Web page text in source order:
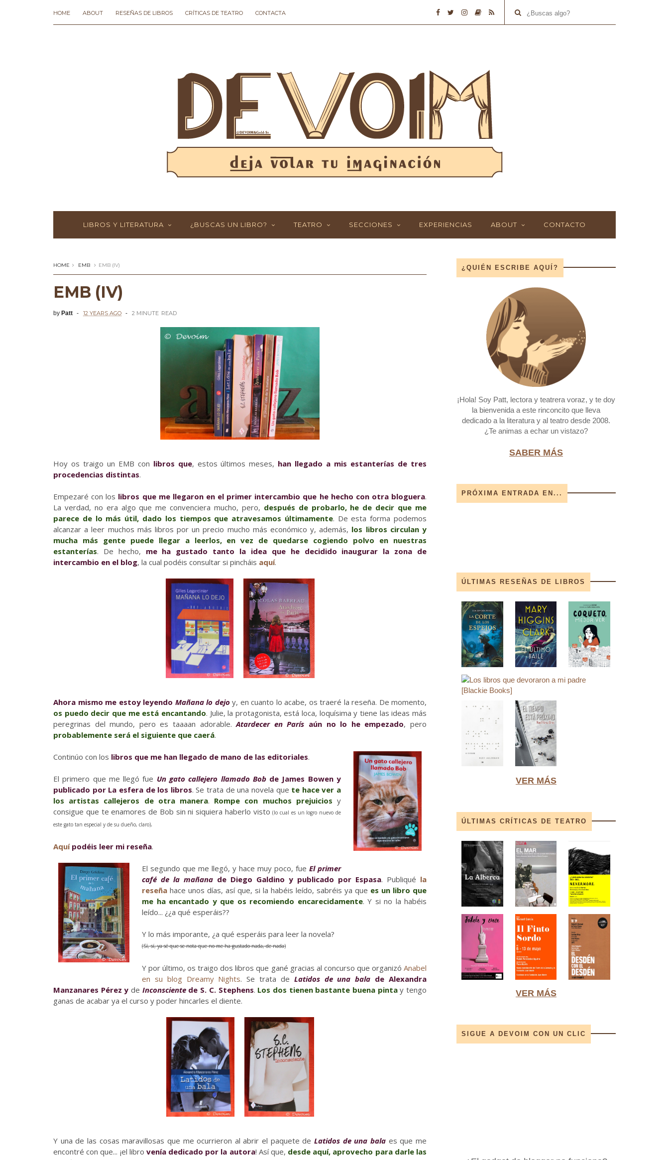
HOME ABOUT RESEÑAS DE LIBROS CRÍTICAS DE TEATRO CONTACTA
LIBROS Y LITERATURA ¿BUSCAS UN LIBRO? TEATRO SECCIONES EXPERIENCIAS ABOUT CONTACTO
HOME EMB EMB (IV)
EMB (IV)
by Patt 12 YEARS AGO 2 MINUTE READ
Hoy os traigo un EMB con libros que, estos últimos meses, han llegado a mis estanterías de tres
procedencias distintas.
Empezaré con los libros que me llegaron en el primer intercambio que he hecho con otra bloguera.
La verdad, no era algo que me convenciera mucho, pero, después de probarlo, he de decir que me
parece de lo más útil, dado los tiempos que atravesamos últimamente. De esta forma podemos
alcanzar a leer muchos más libros por un precio mucho más económico y, además, los libros circulan y
mucha más gente puede llegar a leerlos, en vez de quedarse cogiendo polvo en nuestras
estanterías. De hecho, me ha gustado tanto la idea que he decidido inaugurar la zona de
intercambio en el blog, la cual podéis consultar si pincháis aquí.
Ahora mismo me estoy leyendo Mañana lo dejo y, en cuanto lo acabe, os traeré la reseña. De momento,
os puedo decir que me está encantando. Julie, la protagonista, está loca, loquísima y tiene las ideas más
peregrinas del mundo, pero es taaaan adorable.Atardecer en París aún no lo he empezado, pero
probablemente será el siguiente que caerá.
Continúo con los libros que me han llegado de mano de las editoriales.
El primero que me llegó fue Un gato callejero llamado Bobde James Bowen y
publicado por La esfera de los libros. Se trata de una novela que te hace ver a
los artistas callejeros de otra manera. Rompe con muchos prejuicios y
consigue que te enamores de Bob sin ni siquiera haberlo visto(lo cual es un logro nuevo de
este gato tan especial y de su dueño, claro).
Aquí podéis leer mi reseña.
El segundo que me llegó, y hace muy poco, fue El primer
café de la mañana de Diego Galdino y publicado por Espasa. Publiqué la
reseña hace unos días, así que, si la habéis leído, sabréis ya que es un libro que
me ha encantado y que os recomiendo encarecidamente. Y si no la habéis
leído... ¿¿a qué esperáis??
Y lo más imporante, ¿a qué esperáis para leer la novela?
(Sí, sí, ya sé que se nota que no me ha gustado nada, de nada)
Y por último, os traigo dos libros que gané gracias al concurso que organizó Anabel
en su blog Dreamy Nights. Se trata de Latidos de una bala de Alexandra
Manzanares Pérez yde Inconscientede S. C. Stephens. Los dos tienen bastante buena pintay tengo
ganas de acabar ya el curso y poder hincarles el diente.
Y una de las cosas maravillosas que me ocurrieron al abrir el paquete deLatidos de una bala es que me
encontré con que... ¡el libro venía dedicado por la autora! Así que, desde aquí, aprovecho para darle las
¿QUIÉN ESCRIBE AQUÍ?
¡Hola! Soy Patt, lectora y teatrera voraz, y te doy
la bienvenida a este rinconcito que lleva
dedicado a la literatura y al teatro desde 2008.
¿Te animas a echar un vistazo?
SABER MÁS
PRÓXIMA ENTRADA EN...
ÚLTIMAS RESEÑAS DE LIBROS
VER MÁS
ÚLTIMAS CRÍTICAS DE TEATRO
VER MÁS
SIGUE A DEVOIM CON UN CLIC